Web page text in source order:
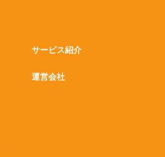
サービス紹介
運営会社